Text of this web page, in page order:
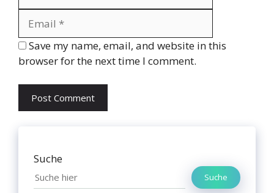
Save my name, email, and website in this
browser for the next time I comment.
Suche
Suche